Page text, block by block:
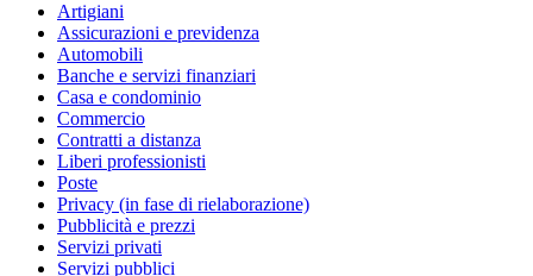
Artigiani
Assicurazioni e previdenza
Automobili
Banche e servizi finanziari
Casa e condominio
Commercio
Contratti a distanza
Liberi professionisti
Poste
Privacy (in fase di rielaborazione)
Pubblicità e prezzi
Servizi privati
Servizi pubblici